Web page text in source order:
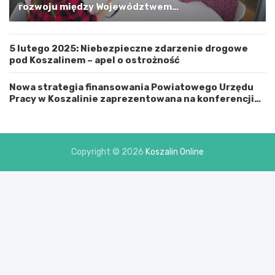
n
i
a
s
t
e
o
rozwoju między Województwem
Zachodniopomorskim a Gminą Miastem Koszalin
5 lutego 2025: Niebezpieczne zdarzenie drogowe
pod Koszalinem – apel o ostrożność
Nowa strategia finansowania Powiatowego Urzędu
Pracy w Koszalinie zaprezentowana na konferencji
Copyright © 2026 Koszalin Online